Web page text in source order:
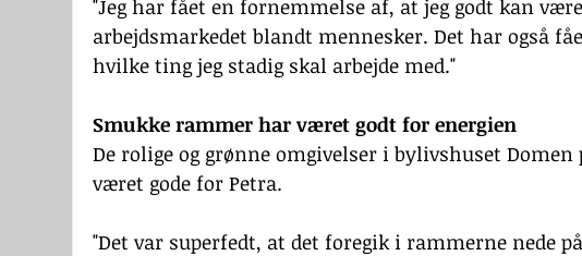
"Jeg har fået en fornemmelse af, at jeg godt kan
arbejdsmarkedet blandt mennesker. Det har også
hvilke ting jeg stadig skal arbejde med."
Smukke rammer har været godt for energien
De rolige og grønne omgivelser i bylivshuset
været gode for Petra.
"Det var superfedt, at det foregik i rammerne nede